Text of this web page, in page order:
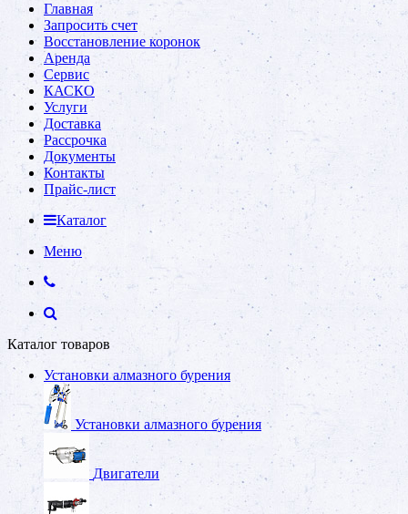
Главная
Запросить счет
Восстановление коронок
Аренда
Сервис
КАСКО
Услуги
Доставка
Рассрочка
Документы
Контакты
Прайс-лист
Каталог
Меню
Каталог товаров
Установки алмазного бурения
Установки алмазного бурения
Двигатели